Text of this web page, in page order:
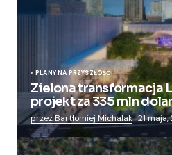
PLANY NA PRZYSZŁOŚĆ
Zielona transformacja
projekt za 335 mln
przez Bartłomiej Michalak 21